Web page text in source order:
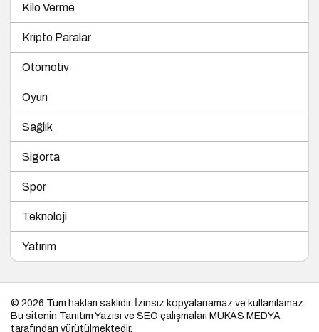
Kilo Verme
Kripto Paralar
Otomotiv
Oyun
Sağlık
Sigorta
Spor
Teknoloji
Yatırım
© 2026 Tüm hakları saklıdır. İzinsiz kopyalanamaz ve kullanılamaz.
Bu sitenin Tanıtım Yazısı ve SEO çalışmaları MUKAS MEDYA
tarafından yürütülmektedir.